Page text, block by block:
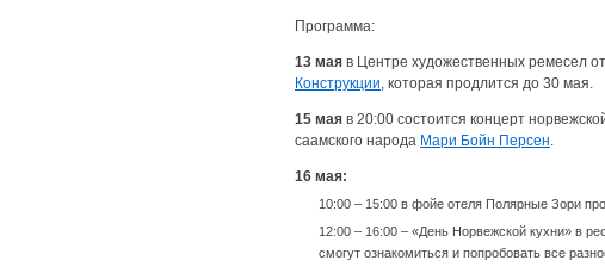
Программа:
13 мая в Центре художественных ремесел
Конструкции, которая продлится до 30 мая.
15 мая в 20:00 состоится концерт
саамского народа Мари Бойн Персен.
16 мая:
10:00 – 15:00 в фойе отеля Полярные Зори
12:00 – 16:00 – «День Норвежской кухни» в
смогут ознакомиться и попробовать все